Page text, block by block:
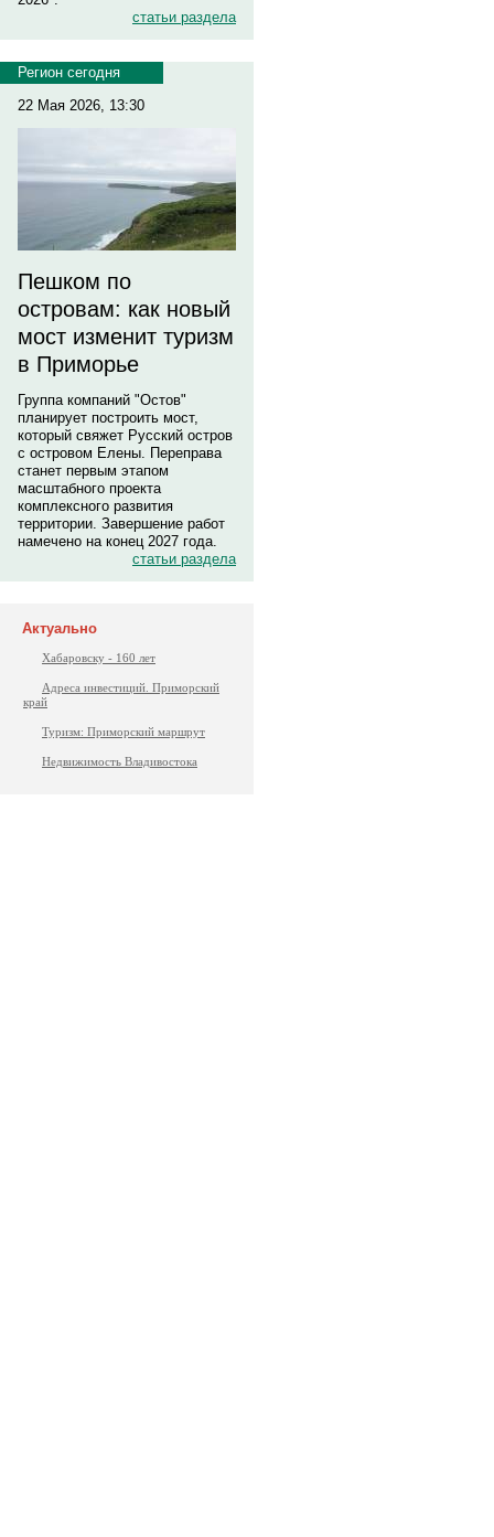
статьи раздела
Регион сегодня
22 Мая 2026, 13:30
Пешком по
островам: как новый
мост изменит туризм
в Приморье
Группа компаний "Остов"
планирует построить мост,
который свяжет Русский остров
с островом Елены. Переправа
станет первым этапом
масштабного проекта
комплексного развития
территории. Завершение работ
намечено на конец 2027 года.
статьи раздела
Актуально
Хабаровску - 160 лет
Адреса инвестиций. Приморский
край
Туризм: Приморский маршрут
Недвижимость Владивостока